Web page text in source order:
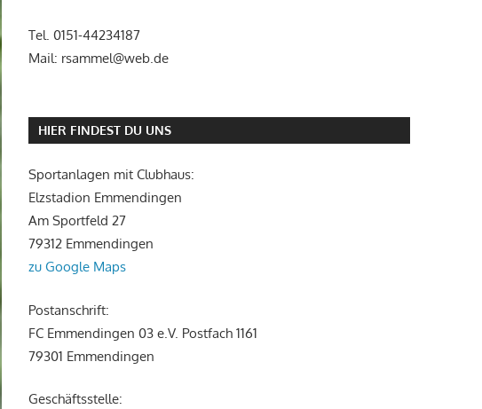
Tel. 0151-44234187
Mail: rsammel@web.de
HIER FINDEST DU UNS
Sportanlagen mit Clubhaus:
Elzstadion Emmendingen
Am Sportfeld 27
79312 Emmendingen
zu Google Maps
Postanschrift:
FC Emmendingen 03 e.V. Postfach 1161
79301 Emmendingen
Geschäftsstelle: